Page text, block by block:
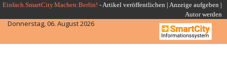
Skip
to
content
Einfach.SmartCity.Machen:Berlin! -Artikel veröffentlichen | Anzeige aufgeben |
Autor werden
Donnerstag, 06. August 2026